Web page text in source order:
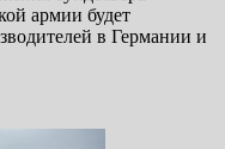
армии будет
в Германии и